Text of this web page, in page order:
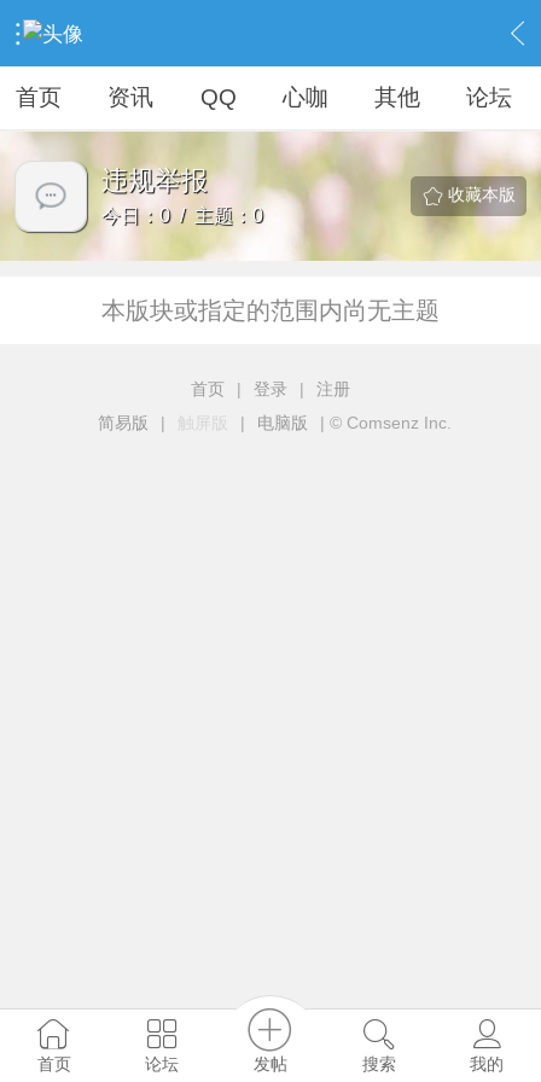
› 社区广场 › 站务处理 › 违规举报
首页 资讯 QQ 心咖 其他 论坛
违规举报
今日：0 / 主题：0
收藏本版
本版块或指定的范围内尚无主题
首页 | 登录 |
注册
简易版
| 触屏版 | 电脑版 | © Comsenz Inc.
首页 论坛 发帖 搜索 我的